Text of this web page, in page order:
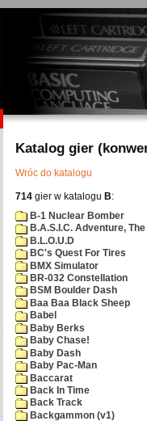
Katalog gier
Wróc do katalogu
714 gier w katalogu B:
B-1 Nuclear Bomber
B.A.S.I.C. Adventure, The
B.L.O.U.D
BC's Quest For Tires
BMX Simulator
BR-032 Constellation
BSM Boulder Dash
Baa Baa Black Sheep
Babel
Baby Berks
Baby Chase!
Baby Dash
Baby Pac-Man
Baccarat
Back In Time
Back Track
Backgammon (v1)